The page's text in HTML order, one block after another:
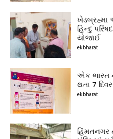
ખેડબ્રહ્મા
હિન્દુ
યોજાઈ
ekbharat
એક ભારત
થતા 7
ekbharat
હિંમતનગર